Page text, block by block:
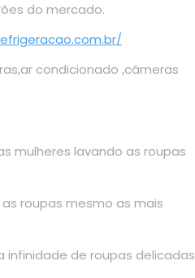
do mercado.
condicionado ,câmeras
mulheres lavando as roupas
roupas mesmo as mais
infinidade de roupas delicadas